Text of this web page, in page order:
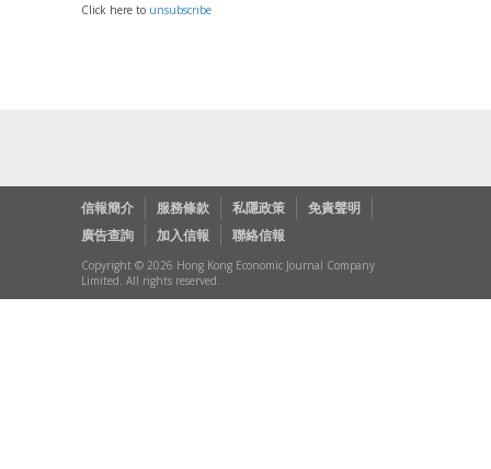
Click here to unsubscribe
信報簡介 服務條款 私隱政策
免責聲明
廣告查詢
加入信報 聯絡信報
Copyright © 2026 Hong Kong Economic Journal Company
Limited. All rights reserved.